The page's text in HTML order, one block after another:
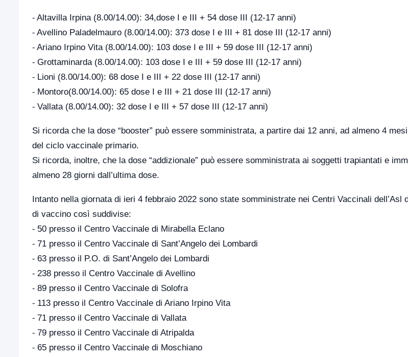
⁃ Altavilla Irpina (8.00/14.00): 34,dose I e III + 54 dose III (12-17 anni)
⁃ Avellino Paladelmauro (8.00/14.00): 373 dose I e III + 81 dose III (12-17 anni)
⁃ Ariano Irpino Vita (8.00/14.00): 103 dose I e III + 59 dose III (12-17 anni)
⁃ Grottaminarda (8.00/14.00): 103 dose I e III + 59 dose III (12-17 anni)
⁃ Lioni (8.00/14.00): 68 dose I e III + 22 dose III (12-17 anni)
⁃ Montoro(8.00/14.00): 65 dose I e III + 21 dose III (12-17 anni)
⁃ Vallata (8.00/14.00): 32 dose I e III + 57 dose III (12-17 anni)
Si ricorda che la dose “booster” può essere somministrata, a partire dai 12 anni, ad almeno 4
del ciclo vaccinale primario.
Si ricorda, inoltre, che la dose “addizionale” può essere somministrata ai soggetti trapiantati e
almeno 28 giorni dall’ultima dose.
Intanto nella giornata di ieri 4 febbraio 2022 sono state somministrate nei Centri Vaccinali dell’Asl
di vaccino così suddivise:
⁃ 50 presso il Centro Vaccinale di Mirabella Eclano
⁃ 71 presso il Centro Vaccinale di Sant’Angelo dei Lombardi
⁃ 63 presso il P.O. di Sant’Angelo dei Lombardi
⁃ 238 presso il Centro Vaccinale di Avellino
⁃ 89 presso il Centro Vaccinale di Solofra
⁃ 113 presso il Centro Vaccinale di Ariano Irpino Vita
⁃ 71 presso il Centro Vaccinale di Vallata
⁃ 79 presso il Centro Vaccinale di Atripalda
⁃ 65 presso il Centro Vaccinale di Moschiano